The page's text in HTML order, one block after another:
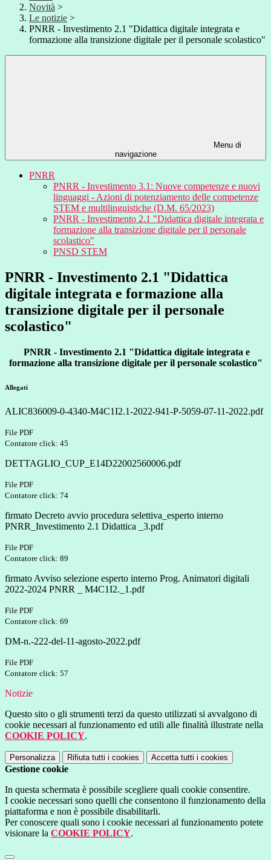
Novità >
Le notizie >
PNRR - Investimento 2.1 "Didattica digitale integrata e
formazione alla transizione digitale per il personale scolastico"
Menu di
navigazione
PNRR
PNRR - Investimento 3.1: Nuove competenze e nuovi
linguaggi - Azioni di potenziamento delle competenze
STEM e multilinguistiche (D.M. 65/2023)
PNRR - Investimento 2.1 "Didattica digitale integrata e
formazione alla transizione digitale per il personale
scolastico"
PNSD STEM
PNRR - Investimento 2.1 "Didattica
digitale integrata e formazione alla
transizione digitale per il personale
scolastico"
PNRR - Investimento 2.1 "Didattica digitale integrata e
formazione alla transizione digitale per il personale scolastico"
Allegati
ALIC836009-0-4340-M4C1I2.1-2022-941-P-5059-07-11-2022.pdf
File PDF
Contatore click: 45
DETTAGLIO_CUP_E14D22002560006.pdf
File PDF
Contatore click: 74
firmato Decreto avvio procedura selettiva_esperto interno
PNRR_Investimento 2.1 Didattica _3.pdf
File PDF
Contatore click: 89
firmato Avviso selezione esperto interno Prog. Animatori digitali
2022-2024 PNRR _ M4C1I2._1.pdf
File PDF
Contatore click: 69
DM-n.-222-del-11-agosto-2022.pdf
File PDF
Contatore click: 57
Notizie
Questo sito o gli strumenti terzi da questo utilizzati si avvalgono di
cookie necessari al funzionamento ed utili alle finalità illustrate nella
COOKIE POLICY.
Personalizza Rifiuta tutti i cookies Accetta tutti i cookies
Gestione cookie
In questa schermata è possibile scegliere quali cookie consentire.
I cookie necessari sono quelli che consentono il funzionamento della
piattaforma e non è possibile disabilitarli.
Per conoscere quali sono i cookie necessari al funzionamento potete
visionare la COOKIE POLICY.